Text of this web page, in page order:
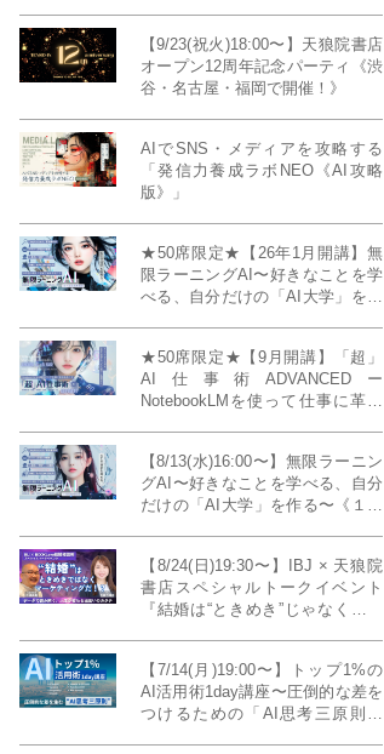
【9/23(祝火)18:00〜】天狼院書店
オープン12周年記念パーティ《渋
谷・名古屋・福岡で開催！》
AIでSNS・メディアを攻略する
「発信力養成ラボNEO《AI攻略
版》」
★50席限定★【26年1月開講】無
限ラーニングAI〜好きなことを学
べる、自分だけの「AI大学」を作
★50席限定★【9月開講】「超」
AI仕事術ADVANCEDー
NotebookLMを使って仕事に革命
【8/13(水)16:00〜】無限ラーニン
グAI〜好きなことを学べる、自分
だけの「AI大学」を作る〜《１日
【8/24(日)19:30〜】IBJ × 天狼院
書店スペシャルトークイベント
『結婚は“ときめき”じゃなくて、
のカタチ〜《BOOKLove結婚相談
所presents》
【7/14(月)19:00〜】トップ1%の
AI活用術1day講座〜圧倒的な差を
つけるための「AI思考三原則」